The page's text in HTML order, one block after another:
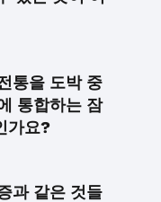
통을 도박 중
통합하는 잠
가요?
과 같은 것들